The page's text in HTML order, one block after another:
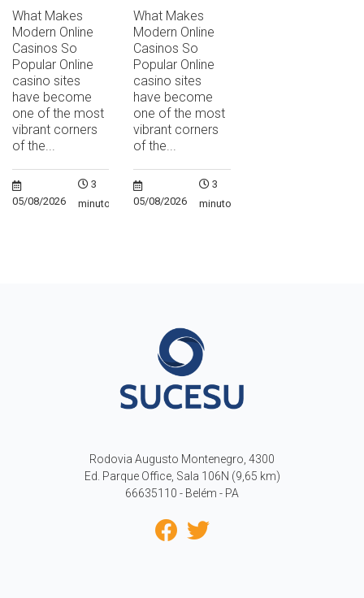
What Makes
Modern Online
Casinos So
Popular Online
casino sites
have become
one of the most
vibrant corners
of the...
05/08/2026
3
minutos
What Makes
Modern Online
Casinos So
Popular Online
casino sites
have become
one of the most
vibrant corners
of the...
05/08/2026
3
minutos
Rodovia Augusto Montenegro, 4300
Ed. Parque Office, Sala 106N (9,65 km)
66635110 - Belém - PA